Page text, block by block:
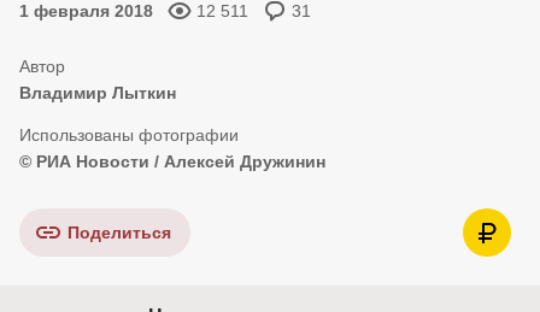
1 февраля 2018 12 511 31
Владимир Лыткин
© РИА Новости / Алексей Дружинин
Поделиться